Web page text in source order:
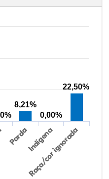
PardaIndígena
Raça/cor ignorada
8,21%
0,00%
22,50%